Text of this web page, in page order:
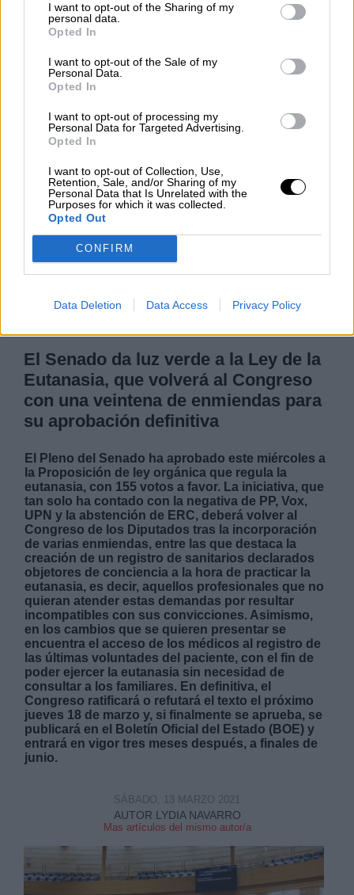
I want to opt-out of the Sharing of my
personal data.
Opted In
I want to opt-out of the Sale of my
Personal Data.
Opted In
I want to opt-out of processing my
Personal Data for Targeted Advertising.
Opted In
I want to opt-out of Collection, Use,
Retention, Sale, and/or Sharing of my
Personal Data that Is Unrelated with the
Purposes for which it was collected.
Opted Out
CONFIRM
Data Deletion Data Access Privacy Policy
Reconquista leonesa
Por
Clara Campoamor: Mi sueño,
mi pesadilla
NOTICIAS MAS VISTAS
LABERINTO ESPAÑOL | LABERINTO ESPAÑOL |
El Senado da luz verde a la Ley de la
Eutanasia, que volverá al Congreso
con una veintena de enmiendas para
su aprobación definitiva
El Pleno del Senado ha aprobado este miércoles a
la Proposición de ley orgánica que regula la
eutanasia, con 155 votos a favor. La iniciativa, que
tan solo ha contado con la negativa de PP, Vox,
UPN y la abstención de ERC, deberá volver al
Congreso de los Diputados tras la incorporación
de varias enmiendas, entre las que destaca la
creación de un registro de sanitarios declarados
objetores de conciencia a la hora de practicar la
eutanasia, es decir, aquellos profesionales que no
quieran atender estas demandas por resultar
incompatibles con sus convicciones. Asimismo,
en los cambios que se quieren presentar se
encuentra el acceso de los médicos al registro de
las últimas voluntades del paciente, con el fin de
poder ejercer la eutanasia sin necesidad de
consultar a los familiares. En definitiva, el
Congreso ratificará o refutará el texto el próximo
jueves 18 de marzo y, si finalmente se aprueba, se
publicará en el Boletín Oficial del Estado (BOE) y
entrará en vigor tres meses después, a finales de
junio.
AUTOR LYDIA NAVARRO
Mas artículos del mismo autor/a
SÁBADO, 13 MARZO 2021